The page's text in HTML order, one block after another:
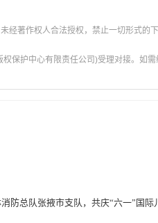
著作权人合法授权，禁止一切形式的
保护中心有限责任公司)受理对接。如
防总队张掖市支队，共庆“六一”国际